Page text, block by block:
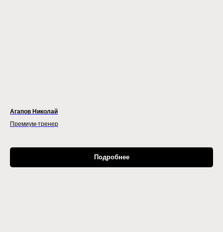
Агапов Николай
Премиум-тренер
Подробнее